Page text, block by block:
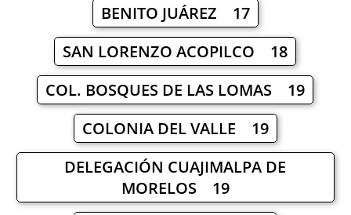
BENITO JUÁREZ 17
SAN LORENZO ACOPILCO 18
COL. BOSQUES DE LAS LOMAS 19
COLONIA DEL VALLE 19
DELEGACIÓN CUAJIMALPA DE
MORELOS 19